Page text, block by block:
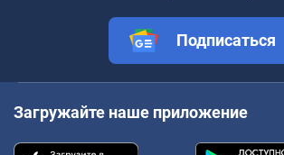
Подписаться
Загружайте наше приложение